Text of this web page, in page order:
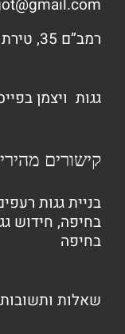
רמב”ם 35, טירת הכרמל
גגות ויצמן
קישורים
בניית גגות
בחיפה, חידוש
בחיפה
שאלות ותשובות